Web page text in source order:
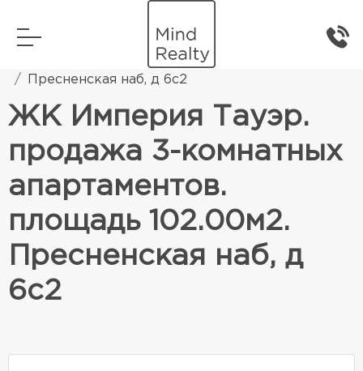
Элитная жилая недвижимость
Пресненская наб, д 6с2
ЖК Империя Тауэр.
продажа 3-комнатных
апартаментов.
площадь 102.00м2.
Пресненская наб, д
6с2